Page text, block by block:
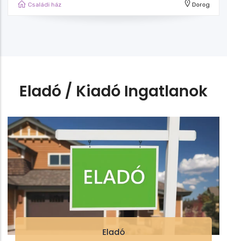
Családi ház Dorog
Eladó / Kiadó Ingatlanok
Eladó